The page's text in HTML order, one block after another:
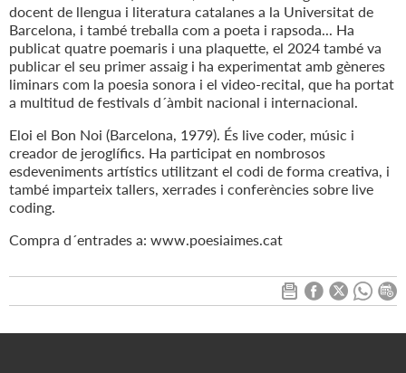
docent de llengua i literatura catalanes a la Universitat de
Barcelona, i també treballa com a poeta i rapsoda... Ha
publicat quatre poemaris i una plaquette, el 2024 també va
publicar el seu primer assaig i ha experimentat amb gèneres
liminars com la poesia sonora i el video-recital, que ha portat
a multitud de festivals d´àmbit nacional i internacional.
Eloi el Bon Noi (Barcelona, 1979). És live coder, músic i
creador de jeroglífics. Ha participat en nombrosos
esdeveniments artístics utilitzant el codi de forma creativa, i
també imparteix tallers, xerrades i conferències sobre live
coding.
Compra d´entrades a: www.poesiaimes.cat